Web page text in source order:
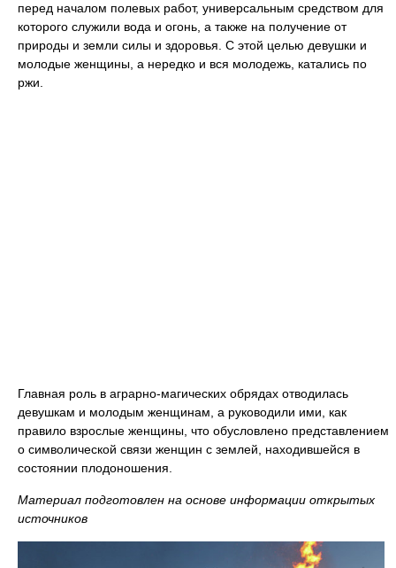
перед началом полевых работ, универсальным средством для
которого служили вода и огонь, а также на получение от
природы и земли силы и здоровья. С этой целью девушки и
молодые женщины, а нередко и вся молодежь, катались по
ржи.
Главная роль в аграрно-магических обрядах отводилась
девушкам и молодым женщинам, а руководили ими, как
правило взрослые женщины, что обусловлено представлением
о символической связи женщин с землей, находившейся в
состоянии плодоношения.
Материал подготовлен на основе информации открытых
источников